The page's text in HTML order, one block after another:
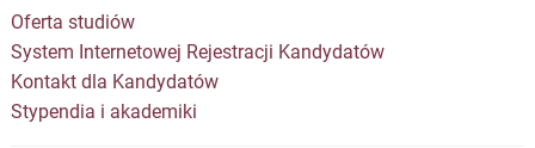
Oferta studiów
System Internetowej Rejestracji Kandydatów
Kontakt dla Kandydatów
Stypendia i akademiki